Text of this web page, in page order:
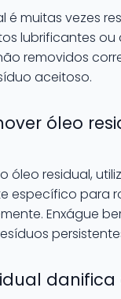
é muitas vezes
lubrificantes ou
removidos
aceitoso.
óleo
óleo residual,
específico para
Enxágue
danifica